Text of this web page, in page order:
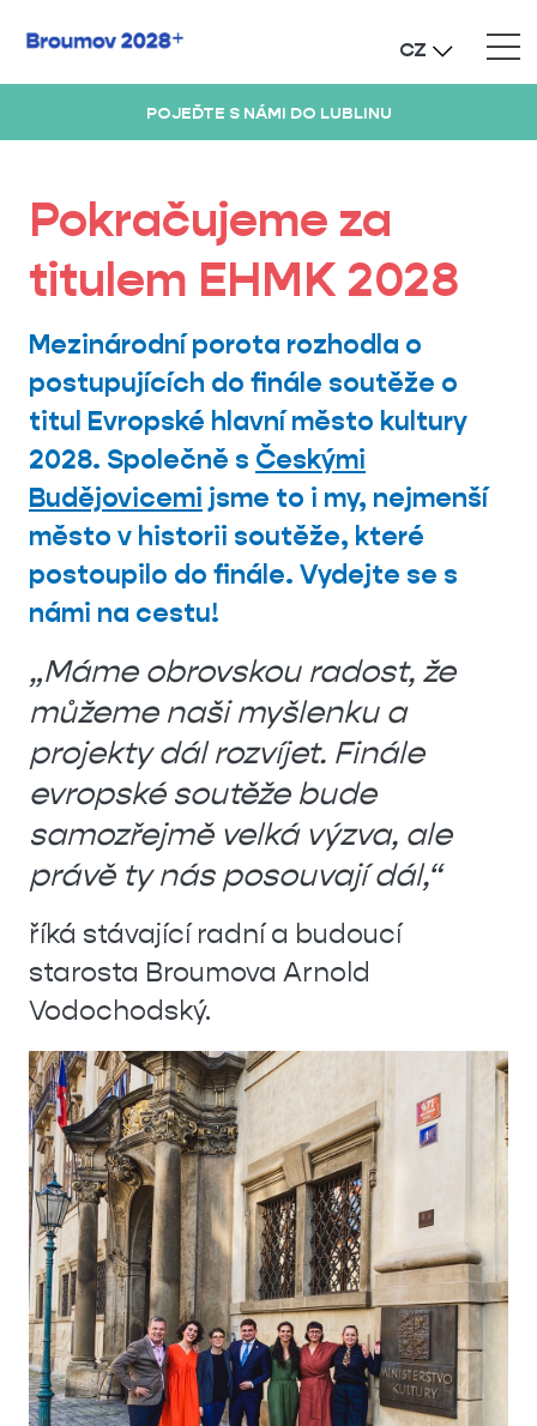
CZ
POJEĎTE S NÁMI DO LUBLINU
Pokračujeme za
titulem EHMK 2028
Mezinárodní porota rozhodla o
postupujících do finále soutěže o
titul Evropské hlavní město kultury
2028. Společně s Českými
Budějovicemi jsme to i my, nejmenší
město v historii soutěže, které
postoupilo do finále. Vydejte se s
námi na cestu!
„Máme obrovskou radost, že
můžeme naši myšlenku a
projekty dál rozvíjet. Finále
evropské soutěže bude
samozřejmě velká výzva, ale
právě ty nás posouvají dál,“
říká stávající radní a budoucí
starosta Broumova Arnold
Vodochodský.